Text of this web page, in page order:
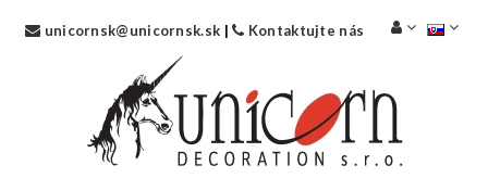
unicornsk@unicornsk.sk | Kontaktujte nás